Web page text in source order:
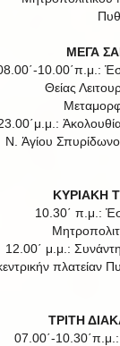
ΜΕΓΑ
10.00΄π.μ.:
Θείας
Ἀκολουθία
Ν. Ἁγίου
ΚΥΡΙΑΚΗ
10.30΄ π.μ.:
12.00΄ μ.μ.:
πλατείαν
ΤΡΙΤΗ
07.00΄-10.30΄π.μ.: